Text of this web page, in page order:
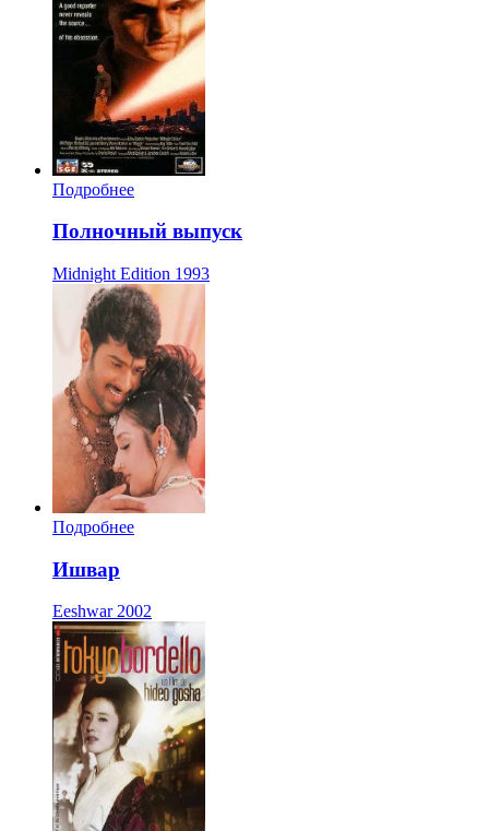
Подробнее
Полночный выпуск
Midnight Edition 1993
Подробнее
Ишвар
Eeshwar 2002